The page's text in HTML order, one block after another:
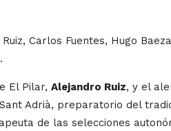
Carlos Fuentes, Hugo
El Pilar, Alejandro Ruiz, y el
Adrià, preparatorio del
de las selecciones